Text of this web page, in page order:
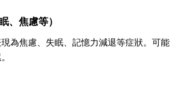
、焦慮等）
為焦慮、失眠、記憶力減退等症狀。可能